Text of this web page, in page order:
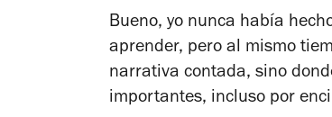
Bueno, yo nunca había
aprender, pero al mismo
narrativa contada, sino
importantes, incluso por